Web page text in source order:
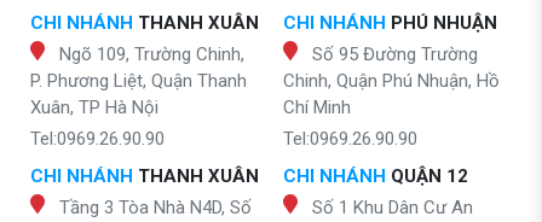
CHI NHÁNH THANH XUÂN
Ngõ 109, Trường Chinh,
P. Phương Liệt, Quận Thanh
Xuân, TP Hà Nội
Tel:0969.26.90.90
CHI NHÁNH THANH XUÂN
Tầng 3 Tòa Nhà N4D, Số
CHI NHÁNH PHÚ NHUẬN
Số 95 Đường Trường
Chinh, Quận Phú Nhuận, Hồ
Chí Minh
Tel:0969.26.90.90
CHI NHÁNH QUẬN 12
Số 1 Khu Dân Cư An